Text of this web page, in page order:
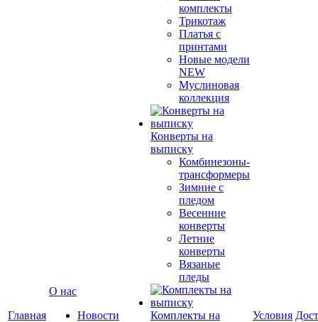
Главная
О нас
Новости
комплекты
Трикотаж
Платья с
принтами
Новые модели
NEW
Муслиновая
коллекция
Конверты на
выписку
Комбинезоны-
трансформеры
Зимние с
пледом
Весенние
конверты
Летние
конверты
Вязаные
пледы
Комплекты на
Условия